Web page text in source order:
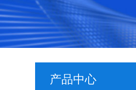
产品中心